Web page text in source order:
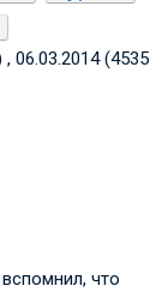
, 06.03.2014 (4535
что